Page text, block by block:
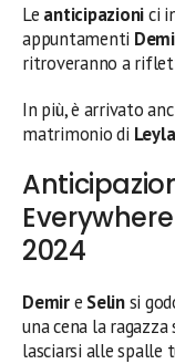
Le anticipazionici
appuntamenti
ritroveranno a
In più, è arrivato
matrimonio di Leyla
2024
Demire Selinsi
una cena la ragazza
lasciarsi alle